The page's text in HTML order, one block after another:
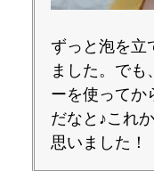
ずっと泡を立
ました。でも
ーを使ってか
だなと♪これ
思いました！